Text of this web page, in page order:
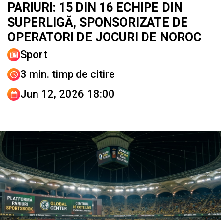
PARIURI: 15 DIN 16 ECHIPE DIN
SUPERLIGĂ, SPONSORIZATE DE
OPERATORI DE JOCURI DE NOROC
Sport
3 min. timp de citire
Jun 12, 2026 18:00